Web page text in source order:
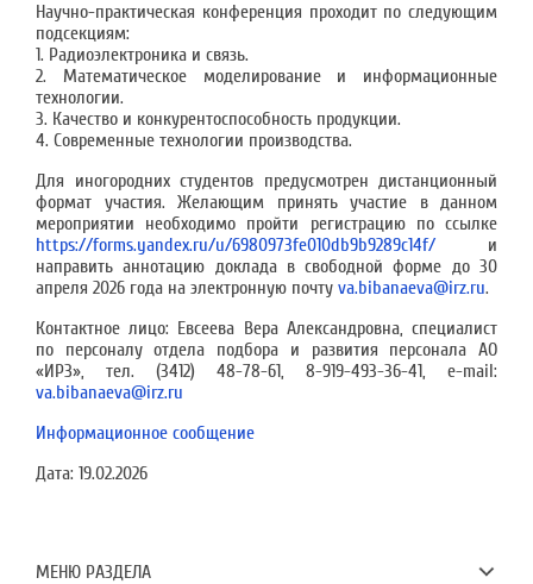
Научно-практическая конференция проходит по следующим
подсекциям:
1. Радиоэлектроника и связь.
2. Математическое моделирование и информационные
технологии.
3. Качество и конкурентоспособность продукции.
4. Современные технологии производства.
Для иногородних студентов предусмотрен дистанционный
формат участия. Желающим принять участие в данном
мероприятии необходимо пройти регистрацию по ссылке
https://forms.yandex.ru/u/6980973fe010db9b9289c14f/ и
направить аннотацию доклада в свободной форме до 30
апреля 2026 года на электронную почту va.bibanaeva@irz.ru.
Контактное лицо: Евсеева Вера Александровна, специалист
по персоналу отдела подбора и развития персонала АО
«ИРЗ», тел. (3412) 48-78-61, 8-919-493-36-41, e-mail:
va.bibanaeva@irz.ru
Информационное сообщение
Дата: 19.02.2026
МЕНЮ РАЗДЕЛА